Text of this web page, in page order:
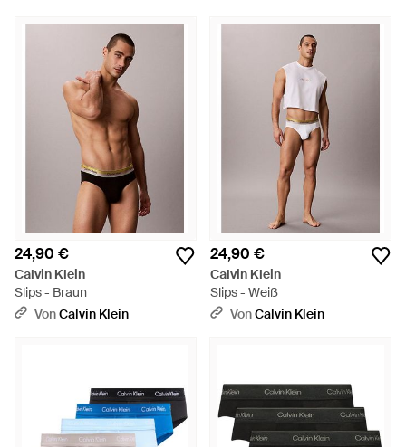
24,90 €
Calvin Klein
Slips - Braun
VonCalvin Klein
24,90 €
Calvin Klein
Slips - Weiß
VonCalvin Klein